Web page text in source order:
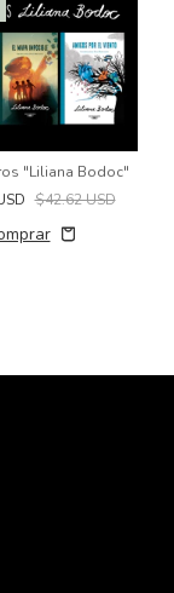
"Liliana Bodoc"
$42.62 USD